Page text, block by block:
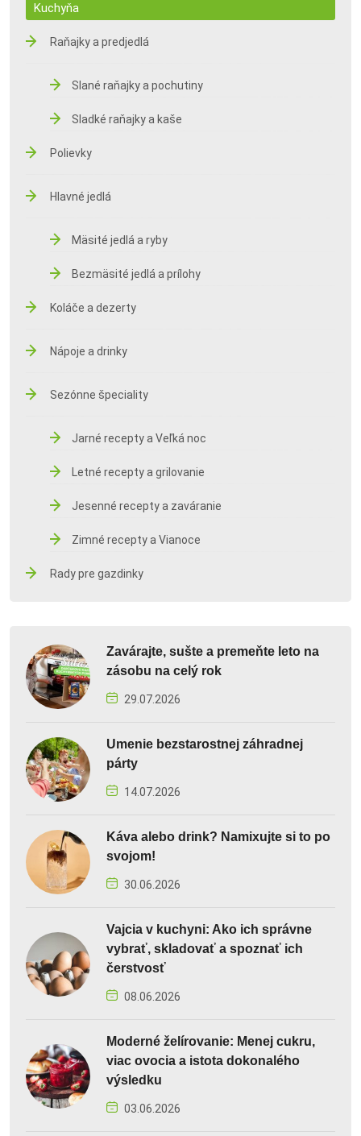
Kuchyňa
Raňajky a predjedlá
Slané raňajky a pochutiny
Sladké raňajky a kaše
Polievky
Hlavné jedlá
Mäsité jedlá a ryby
Bezmäsité jedlá a prílohy
Koláče a dezerty
Nápoje a drinky
Sezónne špeciality
Jarné recepty a Veľká noc
Letné recepty a grilovanie
Jesenné recepty a zaváranie
Zimné recepty a Vianoce
Rady pre gazdinky
Zavárajte, sušte a premeňte leto na
zásobu na celý rok
29.07.2026
Umenie bezstarostnej záhradnej
párty
14.07.2026
Káva alebo drink? Namixujte si to po
svojom!
30.06.2026
Vajcia v kuchyni: Ako ich správne
vybrať, skladovať a spoznať ich
čerstvosť
08.06.2026
Moderné želírovanie: Menej cukru,
viac ovocia a istota dokonalého
výsledku
03.06.2026